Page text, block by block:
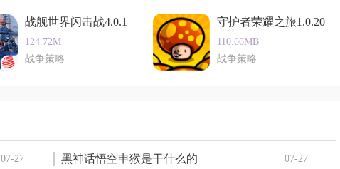
战舰世界闪击战4.0.1
124.72M
战争策略
守护者荣耀之旅1.0.20
110.66MB
战争策略
07-27 07-27
黑神话悟空申猴是干什么的